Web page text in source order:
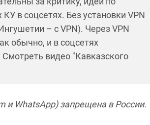
в соцсетях. Без установки VPN
– с VPN). Через VPN
обычно, и в соцсетях
Смотреть видео "Кавказского
и WhatsApp) запрещена в России.